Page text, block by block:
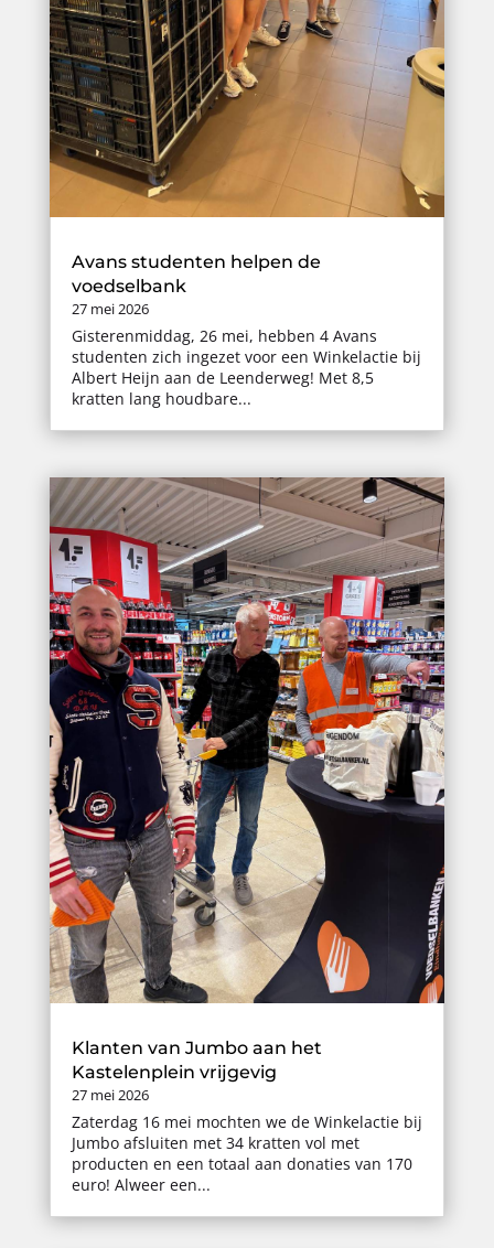
Avans studenten helpen de
voedselbank
27 mei 2026
Gisterenmiddag, 26 mei, hebben 4 Avans
studenten zich ingezet voor een Winkelactie bij
Albert Heijn aan de Leenderweg! Met 8,5
kratten lang houdbare...
Klanten van Jumbo aan het
Kastelenplein vrijgevig
27 mei 2026
Zaterdag 16 mei mochten we de Winkelactie bij
Jumbo afsluiten met 34 kratten vol met
producten en een totaal aan donaties van 170
euro! Alweer een...